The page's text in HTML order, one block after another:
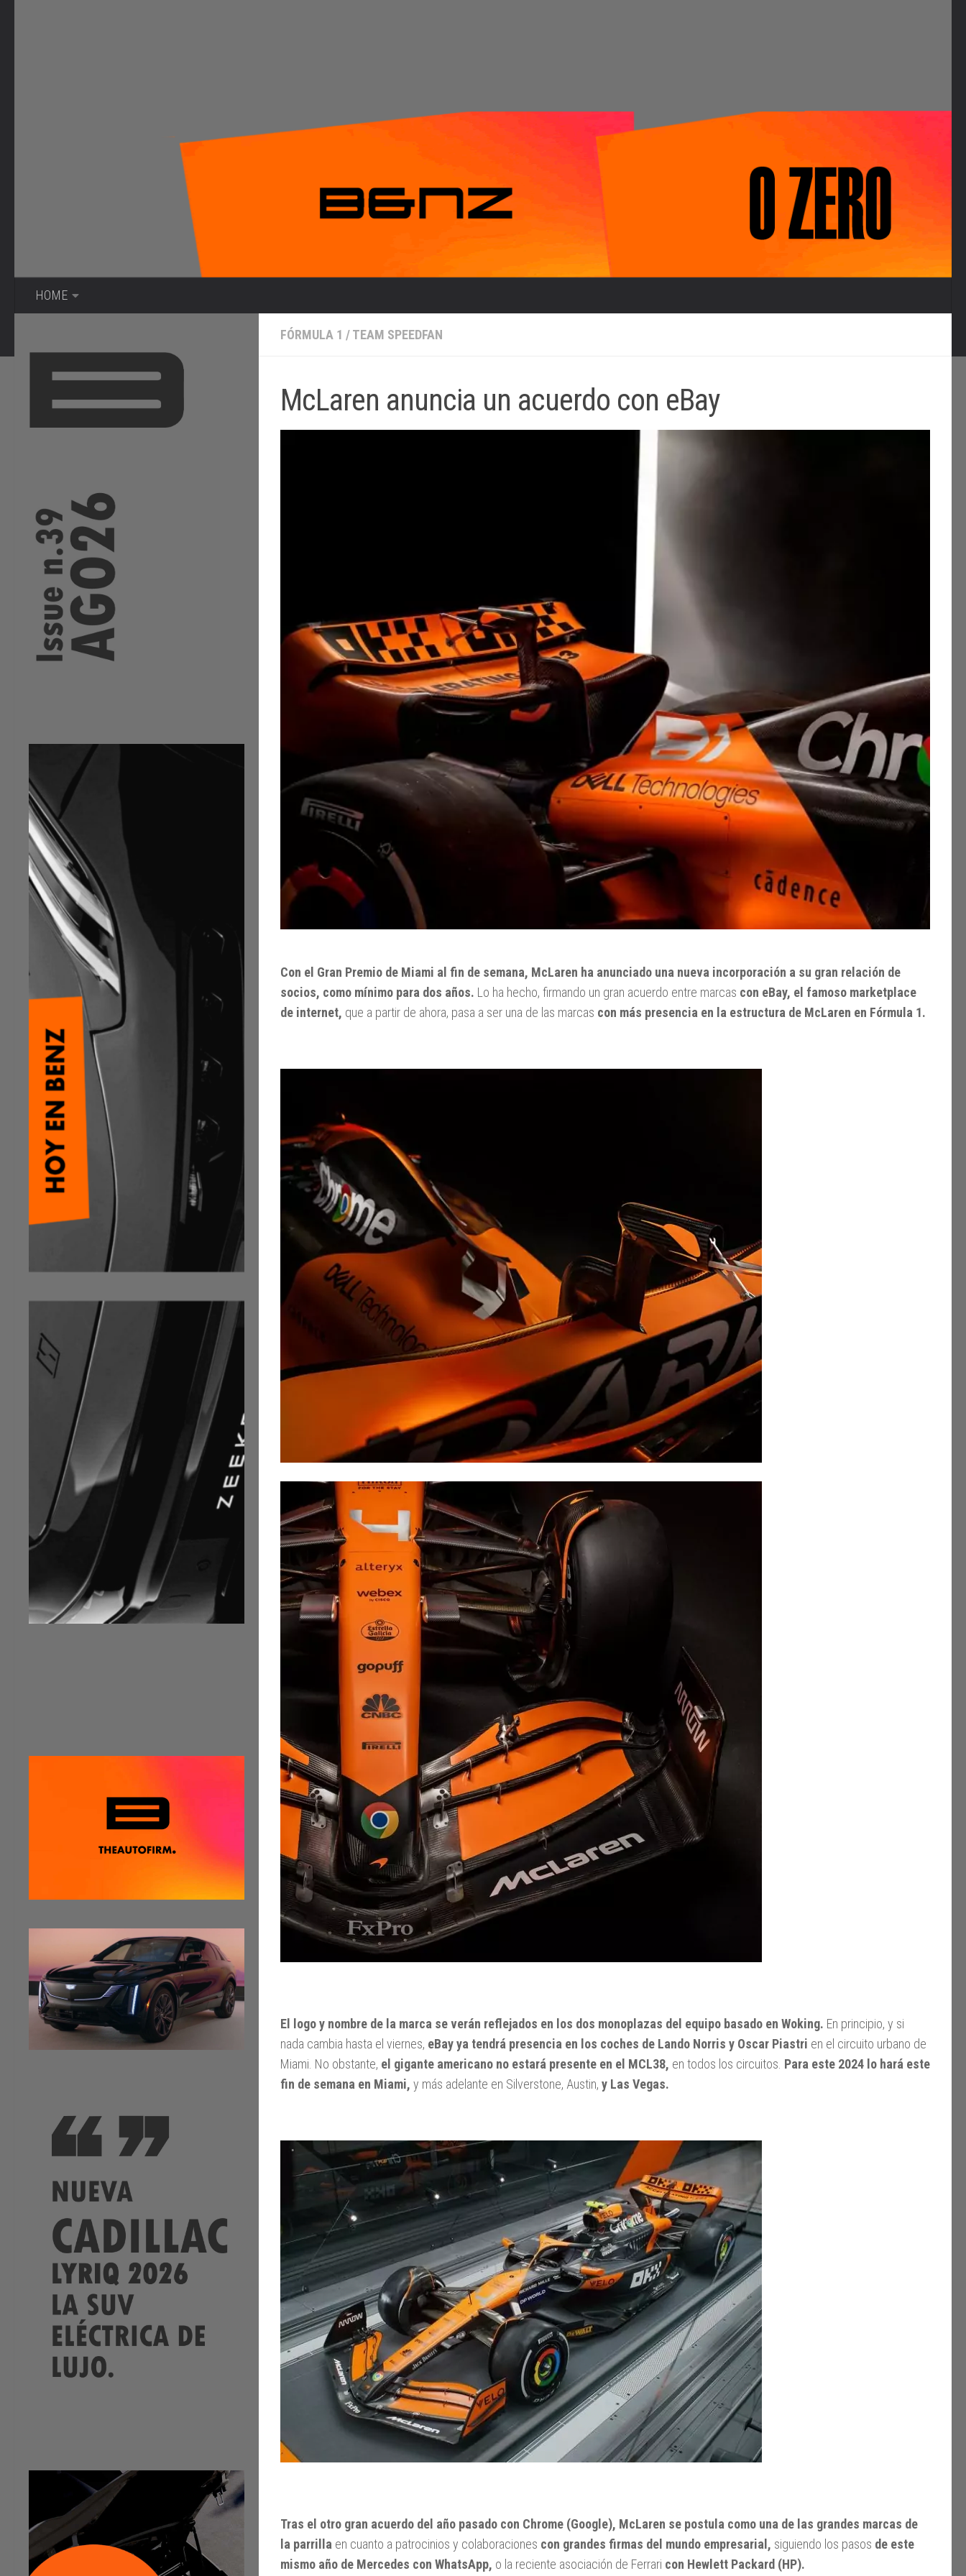
HOME
FÓRMULA 1 /TEAM SPEEDFAN
McLaren anuncia un acuerdo con eBay
Con el Gran Premio de Miami al fin de semana, McLaren ha anunciado una nueva incorporación a su gran relación de
socios, como mínimo para dos años. Lo ha hecho, firmando un gran acuerdo entre marcas con eBay, el famoso marketplace
de internet, que a partir de ahora, pasa a ser una de las marcas con más presencia en la estructura de McLaren en Fórmula 1.
El logo y nombre de la marca se verán reflejados en los dos monoplazas del equipo basado en Woking. En principio, y si
nada cambia hasta el viernes, eBay ya tendrá presencia en los coches de Lando Norris y Oscar Piastri en el circuito urbano de
Miami. No obstante, el gigante americano no estará presente en el MCL38, en todos los circuitos. Para este 2024 lo hará este
fin de semana en Miami, y más adelante en Silverstone, Austin, y Las Vegas.
Tras el otro gran acuerdo del año pasado con Chrome (Google), McLaren se postula como una de las grandes marcas de
la parrilla en cuanto a patrocinios y colaboraciones con grandes firmas del mundo empresarial, siguiendo los pasos de este
mismo año de Mercedes con WhatsApp, o la reciente asociación de Ferrari con Hewlett Packard (HP).